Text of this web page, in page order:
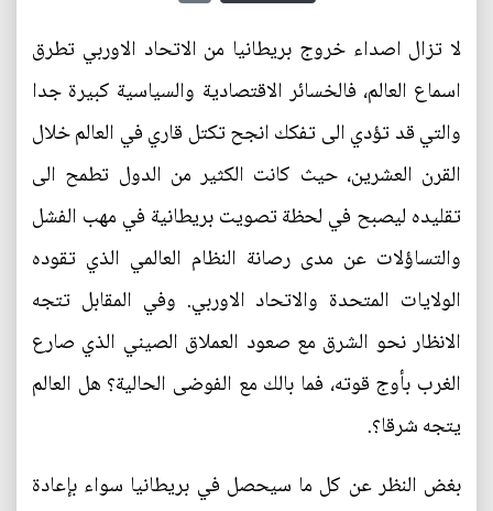
لا تزال اصداء خروج بريطانيا من الاتحاد الاوربي تطرق
اسماع العالم، فالخسائر الاقتصادية والسياسية كبيرة جدا
والتي قد تؤدي الى تفكك انجح تكتل قاري في العالم خلال
القرن العشرين، حيث كانت الكثير من الدول تطمح الى
تقليده ليصبح في لحظة تصويت بريطانية في مهب الفشل
والتساؤلات عن مدى رصانة النظام العالمي الذي تقوده
الولايات المتحدة والاتحاد الاوربي. وفي المقابل تتجه
الانظار نحو الشرق مع صعود العملاق الصيني الذي صارع
الغرب بأوج قوته، فما بالك مع الفوضى الحالية؟ هل العالم
يتجه شرقا؟.
بغض النظر عن كل ما سيحصل في بريطانيا سواء بإعادة